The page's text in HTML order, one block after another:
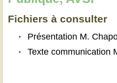
Fichiers à consulter
Présentation M.
Texte communication